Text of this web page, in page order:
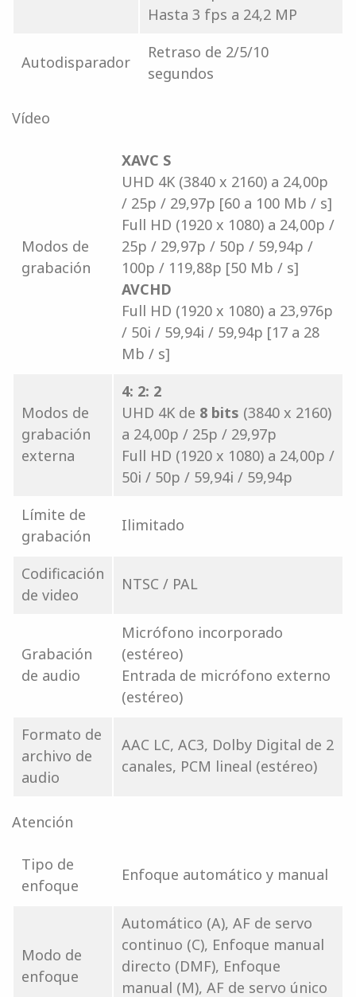
Hasta 3 fps a 24,2 MP
Autodisparador
Retraso de 2/5/10
segundos
Vídeo
Modos de
grabación
XAVC S
UHD 4K (3840 x 2160) a 24,00p
/ 25p / 29,97p [60 a 100 Mb / s]
Full HD (1920 x 1080) a 24,00p /
25p / 29,97p / 50p / 59,94p /
100p / 119,88p [50 Mb / s]
AVCHD
Full HD (1920 x 1080) a 23,976p
/ 50i / 59,94i / 59,94p [17 a 28
Mb / s]
Modos de
grabación
externa
4: 2: 2
UHD 4K de 8 bits (3840 x 2160)
a 24,00p / 25p / 29,97p
Full HD (1920 x 1080) a 24,00p /
50i / 50p / 59,94i / 59,94p
Límite de
grabación
Ilimitado
Codificación
de video
NTSC / PAL
Grabación
de audio
Micrófono incorporado
(estéreo)
Entrada de micrófono externo
(estéreo)
Formato de
archivo de
audio
AAC LC, AC3, Dolby Digital de 2
canales, PCM lineal (estéreo)
Atención
Tipo de
enfoque
Enfoque automático y manual
Modo de
enfoque
Automático (A), AF de servo
continuo (C), Enfoque manual
directo (DMF), Enfoque
manual (M), AF de servo único